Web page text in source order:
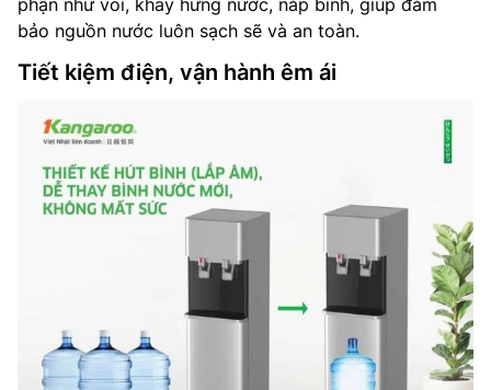
phận như vòi, khay hứng nước, nắp bình, giúp đảm
bảo nguồn nước luôn sạch sẽ và an toàn.
Tiết kiệm điện, vận hành êm ái